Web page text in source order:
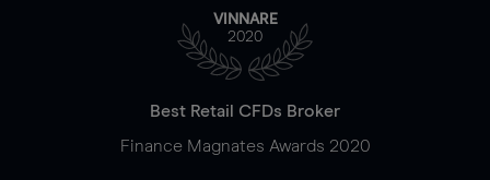
VINNARE
2020
Best Retail CFDs Broker
Finance Magnates Awards 2020